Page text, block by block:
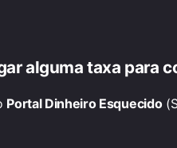
alguma taxa para
Portal Dinheiro Esquecido